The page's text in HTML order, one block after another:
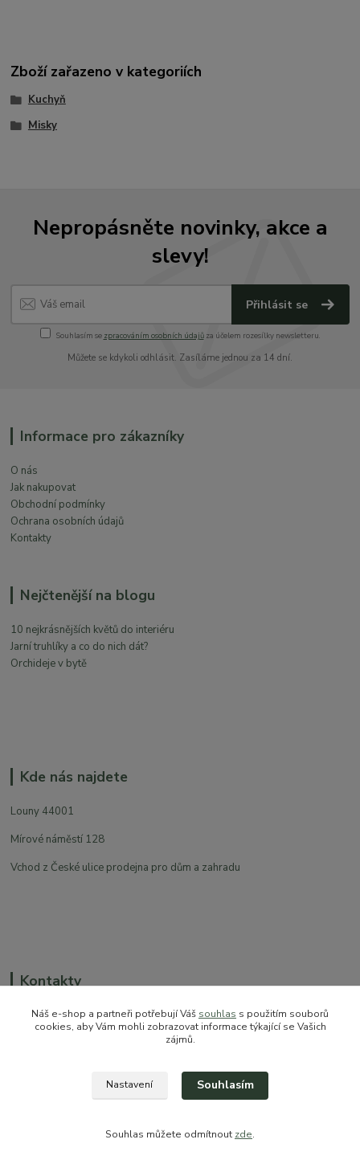
Zboží zařazeno v kategoriích
Kuchyň
Misky
Nepropásněte novinky, akce a
slevy!
Přihlásit se
Souhlasím se zpracováním osobních údajůza účelem rozesílky newsletteru.
Můžete se kdykoli odhlásit. Zasíláme jednou za 14 dní.
Informace pro zákazníky
O nás
Jak nakupovat
Obchodní podmínky
Ochrana osobních údajů
Kontakty
Nejčtenější na blogu
10 nejkrásnějších květů do interiéru
Jarní truhlíky a co do nich dát?
Orchideje v bytě
Kde nás najdete
Louny 44001
Mírové náměstí 128
Vchod z České ulice prodejna pro dům a zahradu
Kontakty
sales@prokytky.cz
Náš e-shop a partneři potřebují Váš souhlas s použitím souborů
cookies, aby Vám mohli zobrazovat informace týkající se Vašich
zájmů.
Nastavení Souhlasím
Souhlas můžete odmítnout zde.